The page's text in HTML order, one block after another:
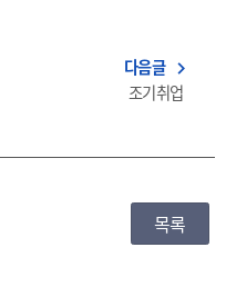
다음글 navigate_next
조기취업
목록